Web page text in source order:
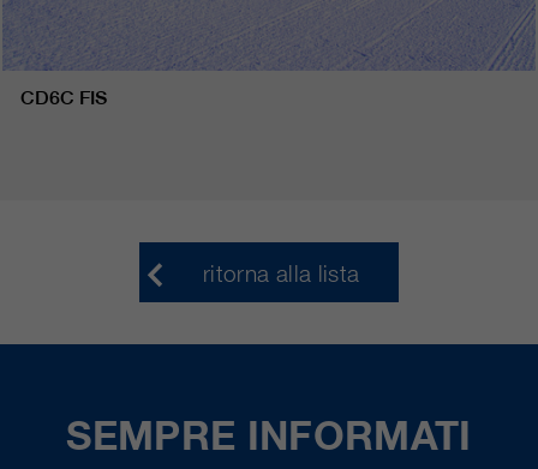
CD6C FIS
ritorna alla lista
SEMPRE INFORMATI